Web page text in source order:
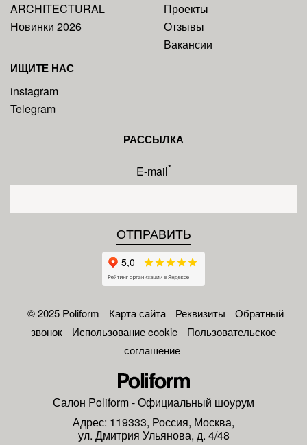
ARCHITECTURAL
Новинки 2026
Проекты
Отзывы
Вакансии
ИЩИТЕ НАС
instagram
Telegram
РАССЫЛКА
E-mail*
© 2025 Poliform Карта сайта Реквизиты
Обратный
звонок
Использование cookie
Пользовательское
соглашение
Салон Poliform- Официальный шоурум
Адрес: 119333, Россия, Москва,
ул. Дмитрия Ульянова, д. 4/48